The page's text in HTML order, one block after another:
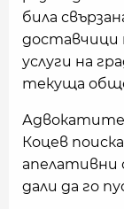
била
доставчици
услуги на
текуща
Адвокатите
Коцев
апелативни
дали да го